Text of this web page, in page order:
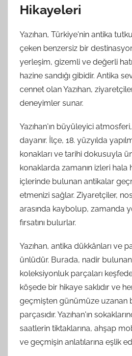
Hikayeleri
Yazıhan, Türkiye'nin antika
çeken benzersiz bir
yerleşim, gizemli ve değerli
hazine sandığı gibidir. Antika
cennet olan Yazıhan,
deneyimler sunar.
Yazıhan'ın büyüleyici
dayanır. İlçe, 18. yüzyılda
konakları ve tarihi dokusuyla
konaklarda zamanın izleri hala
içlerinde bulunan antikalar
etmenizi sağlar. Ziyaretçiler,
arasında kaybolup, zamanda
fırsatını bulurlar.
Yazıhan, antika dükkânları ve
ünlüdür. Burada, nadir bulunan
koleksiyonluk parçaları
köşede bir hikaye saklıdır ve
geçmişten günümüze uzanan
parçasıdır. Yazıhan'ın
saatlerin tiktaklarına, ahşap
ve geçmişin anlatılarına eşlik